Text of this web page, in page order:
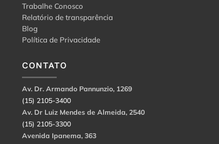
Trabalhe Conosco
Relatório de transparência
Blog
Política de Privacidade
CONTATO
Av. Dr. Armando Pannunzio, 1269
(15) 2105-3400
Av. Dr Luiz Mendes de Almeida, 2540
(15) 2105-3300
Avenida Ipanema, 363